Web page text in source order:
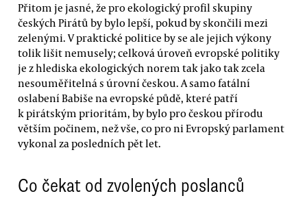
Přitom je jasné, že pro ekologický profil skupiny
českých Pirátů by bylo lepší, pokud by skončili mezi
zelenými. V praktické politice by se ale jejich výkony
tolik lišit nemusely; celková úroveň evropské politiky
je z hlediska ekologických norem tak jako tak zcela
nesouměřitelná s úrovní českou. A samo fatální
oslabení Babiše na evropské půdě, které patří
k pirátským prioritám, by bylo pro českou přírodu
větším počinem, než vše, co pro ni Evropský parlament
vykonal za posledních pět let.
Co čekat od zvolených poslanců